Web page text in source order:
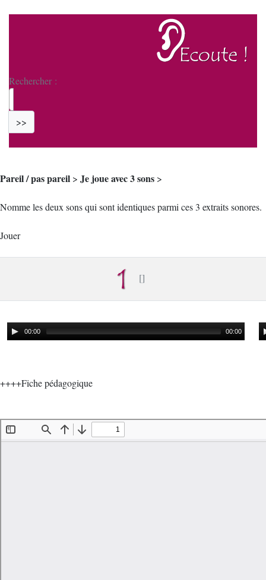
Rechercher :
>>
Pareil / pas pareil > Je joue avec 3 sons >
Nomme les deux sons qui sont identiques parmi ces 3 extraits sonores.
Jouer
00:00 00:00
++++Fiche pédagogique